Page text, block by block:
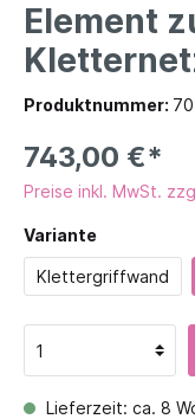
Element
Produktnummer:
743,00 €*
Preise inkl. MwSt.
Variante
Klettergriffwand
Lieferzeit: ca. 8